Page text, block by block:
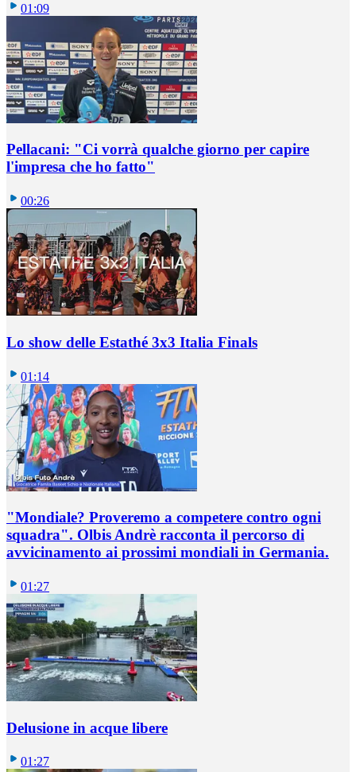
01:09
Pellacani: "Ci vorrà qualche giorno per capire
l'impresa che ho fatto"
00:26
Lo show delle Estathé 3x3 Italia Finals
01:14
"Mondiale? Proveremo a competere contro ogni
squadra". Olbis Andrè racconta il percorso di
avvicinamento ai prossimi mondiali in Germania.
01:27
Delusione in acque libere
01:27